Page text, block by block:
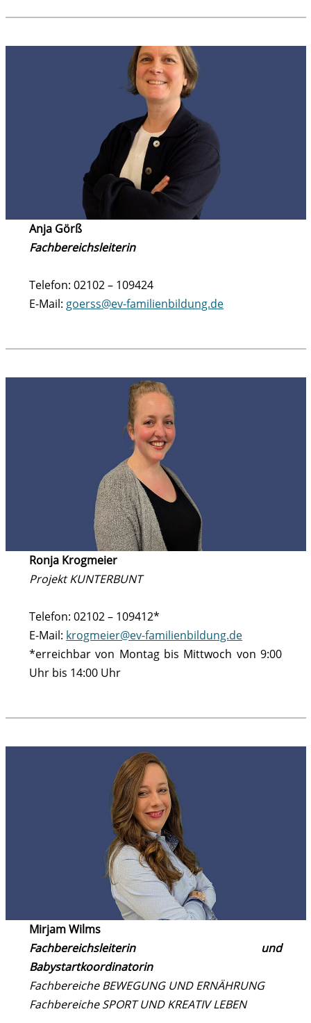
Anja Görß
Fachbereichsleiterin
Telefon: 02102 – 109424
E-Mail: goerss@ev-familienbildung.de
Ronja Krogmeier
Projekt KUNTERBUNT
Telefon: 02102 – 109412*
E-Mail: krogmeier@ev-familienbildung.de
*erreichbar von Montag bis Mittwoch von 9:00
Uhr bis 14:00 Uhr
Mirjam Wilms
Fachbereichsleiterin und
Babystartkoordinatorin
Fachbereiche BEWEGUNG UND ERNÄHRUNG
Fachbereiche SPORT UND KREATIV LEBEN